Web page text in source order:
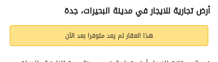
الإعلان الاماكن القريبة
أرض تجارية للايجار في مدينة البحيرات، جدة
هذا العقار لم يعد متوفرا بعد الآن